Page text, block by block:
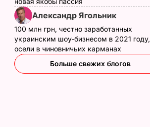
Александр Ягольник
100 млн грн, честно заработанных
украинским шоу-бизнесом в 2021 году,
осели в чиновничьих карманах
Больше свежих блогов